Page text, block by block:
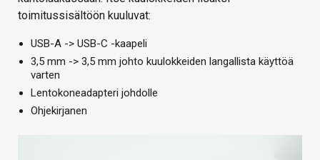
toimitussisältöön kuuluvat:
USB-A -> USB-C -kaapeli
3,5 mm -> 3,5 mm johto kuulokkeiden langallista käyttöä
varten
Lentokoneadapteri johdolle
Ohjekirjanen